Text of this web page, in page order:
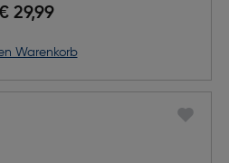
29,99
Warenkorb